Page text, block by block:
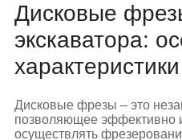
Дисковые
экскаватора:
характеристики
Дисковые фрезы – это
позволяющее эффективно
осуществлять